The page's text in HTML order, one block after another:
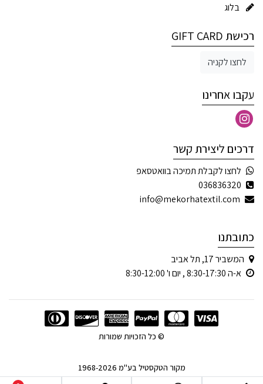
בלוג
רכישת GIFT CARD
לחצו לקניה
עקבו אחרינו
דרכים ליצירת קשר
לחצו לקבלת תמיכה בוואטסאפ
036836320
info@mekorhatextil.com
כתובתנו
המשביר 17, תל אביב
א-ה 8:30-17:30 , יום ו' 8:30-12:00
מקור הטקסטיל בע"מ 1968-2026
© כל הזכויות שמורות